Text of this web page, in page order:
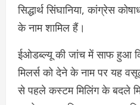
सिद्धार्थ सिंघानिया, कांग्रेस
के नाम शामिल हैं।
ईओडब्ल्यू की जांच में साफ हुआ
मिलर्स को देने के नाम पर यह
से पहले कस्टम मिलिंग के बदले